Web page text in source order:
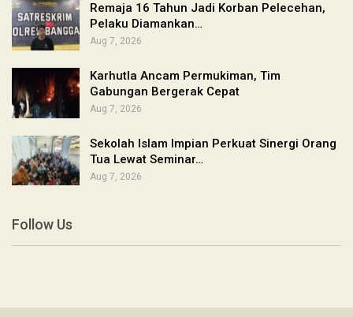
Remaja 16 Tahun Jadi Korban Pelecehan,
Pelaku Diamankan…
Aug 7, 2026
Karhutla Ancam Permukiman, Tim
Gabungan Bergerak Cepat
Aug 7, 2026
Sekolah Islam Impian Perkuat Sinergi Orang
Tua Lewat Seminar…
Aug 7, 2026
Follow Us